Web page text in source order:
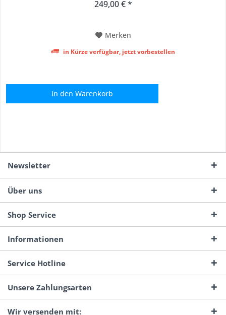
249,00 € *
Merken
in Kürze verfügbar, jetzt vorbestellen
In den Warenkorb
Newsletter
Über uns
Shop Service
Informationen
Service Hotline
Unsere Zahlungsarten
Wir versenden mit: